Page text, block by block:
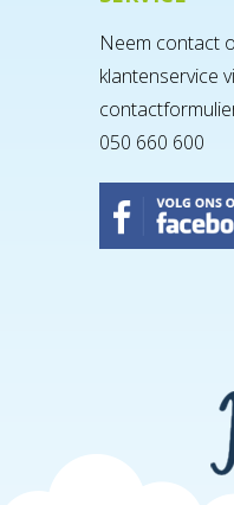
Neem contact
klantenservice
050 660 600